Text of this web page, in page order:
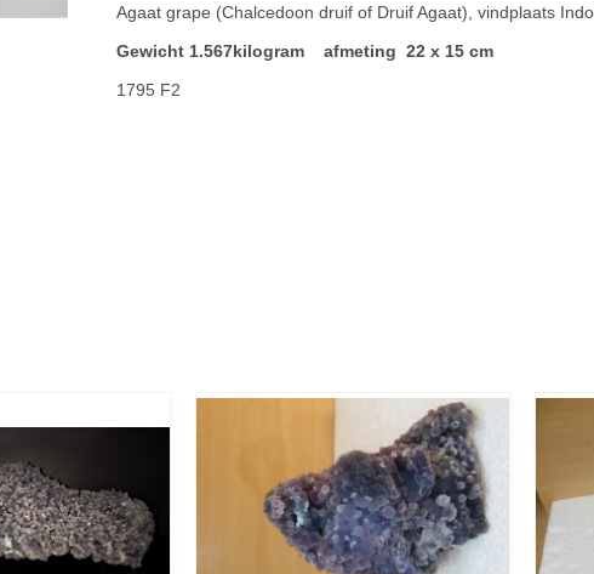
Agaat grape (Chalcedoon druif of Druif Agaat), vindplaats
Gewicht 1.567kilogram afmeting 22 x 15 cm
1795 F2